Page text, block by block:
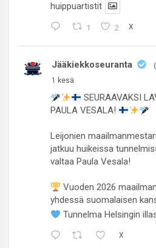
huippuartistit
1 2 X
Jääkiekkoseuranta
1 kesä
SEURAAVAKSI
PAULA VESALA!
Leijonien
jatkuu huikeissa
valtaa Paula Vesala!
Vuoden 2026
yhdessä suomalaisen
Tunnelma Helsingin
X